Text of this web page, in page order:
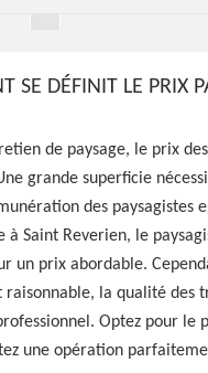
HJ Espaces Verts
espace vert selon
SE DÉFINIT LE PRIX
de paysage, le prix
grande superficie
des paysagistes
à Saint Reverien, le
un prix abordable.
raisonnable, la qualité des
Optez pour le
une opération